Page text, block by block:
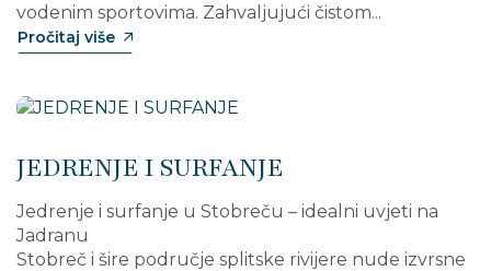
vodenim sportovima. Zahvaljujući čistom...
Pročitaj više
JEDRENJE I SURFANJE
Jedrenje i surfanje u Stobreču – idealni uvjeti na
Jadranu
Stobreč i šire područje splitske rivijere nude izvrsne